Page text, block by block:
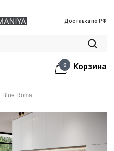
Доставка по РФ
0 Корзина
Blue Roma